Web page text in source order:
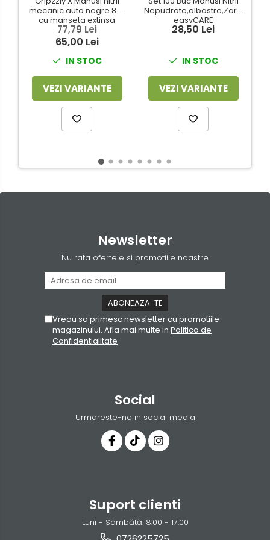
mecanic auto negre 8gr
cu manseta extinsa
100buc/cut
77,79 Lei
65,00 Lei
IN STOC
VEZI VARIANTE
Nepudrate,albastre,Zarys,
easyCARE
28,50 Lei
IN STOC
VEZI VARIANTE
Newsletter
Nu rata ofertele si promotiile noastre
Vreau sa primesc newsletter cu promotiile
magazinului. Afla mai multe in Politica de
Confidentialitate
Social
Urmareste-ne in social media
Suport clienti
Luni - Sâmbătă: 8:00 - 17:00